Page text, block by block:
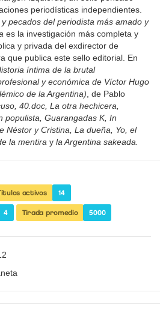
periodísticas independientes.
pecados del periodista más amado y
es la investigación más completa y
y privada del exdirector de
que publica este sello editorial. En
íntima de la brutal
y económica de Víctor Hugo
de la Argentina) , de Pablo
40.doc, La otra hechicera,
populista, Guarangadas K, In
Néstor y Cristina, La dueña, Yo, el
la mentira y la Argentina sakeada.
activos 14
4 Tirada promedio 5000